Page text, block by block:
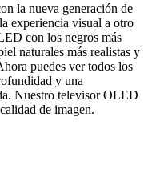
la nueva generación de
experiencia visual a otro
con los negros más
naturales más realistas y
puedes ver todos los
y una
Nuestro televisor OLED
de imagen.